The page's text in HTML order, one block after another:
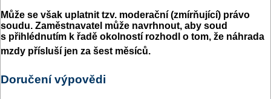
Může se však uplatnit tzv. moderační (zmírňující) právo
soudu. Zaměstnavatel může navrhnout, aby soud
s přihlédnutím k řadě okolností rozhodl o tom, že náhrada
mzdy přísluší jen za šest měsíců.
Doručení výpovědi